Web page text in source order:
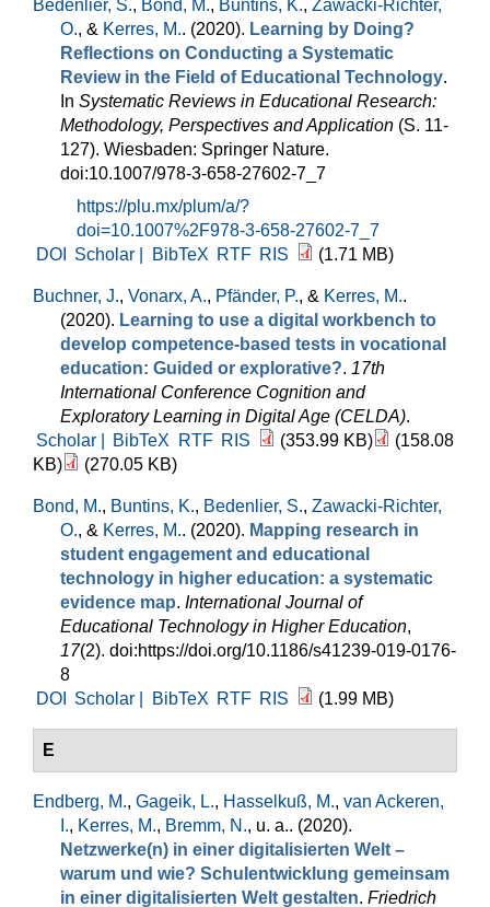
Bedenlier, S., Bond, M., Buntins, K., Zawacki-Richter,
O., & Kerres, M.. (2020). Learning by Doing?
Reflections on Conducting a Systematic
Review in the Field of Educational Technology.
In Systematic Reviews in Educational Research:
Methodology, Perspectives and Application (S. 11-
127). Wiesbaden: Springer Nature.
doi:10.1007/978-3-658-27602-7_7
https://plu.mx/plum/a/?
doi=10.1007%2F978-3-658-27602-7_7
DOI
Scholar | BibTeX RTF RIS (1.71 MB)
Buchner, J., Vonarx, A., Pfänder, P., & Kerres, M..
(2020). Learning to use a digital workbench to
develop competence-based tests in vocational
education: Guided or explorative?. 17th
International Conference Cognition and
Exploratory Learning in Digital Age (CELDA).
Scholar |
BibTeX RTF RIS (353.99 KB)
(158.08
KB)
(270.05 KB)
Bond, M., Buntins, K., Bedenlier, S., Zawacki-Richter,
O., & Kerres, M.. (2020). Mapping research in
student engagement and educational
technology in higher education: a systematic
evidence map. International Journal of
Educational Technology in Higher Education,
17(2). doi:https://doi.org/10.1186/s41239-019-0176-
8
DOI
Scholar | BibTeX RTF RIS (1.99 MB)
E
Endberg, M., Gageik, L., Hasselkuß, M., van Ackeren,
I., Kerres, M., Bremm, N., u. a.. (2020).
Netzwerke(n) in einer digitalisierten Welt –
warum und wie? Schulentwicklung gemeinsam
in einer digitalisierten Welt gestalten. Friedrich